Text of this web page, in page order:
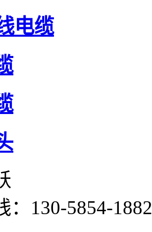
电缆
130-5854-1882